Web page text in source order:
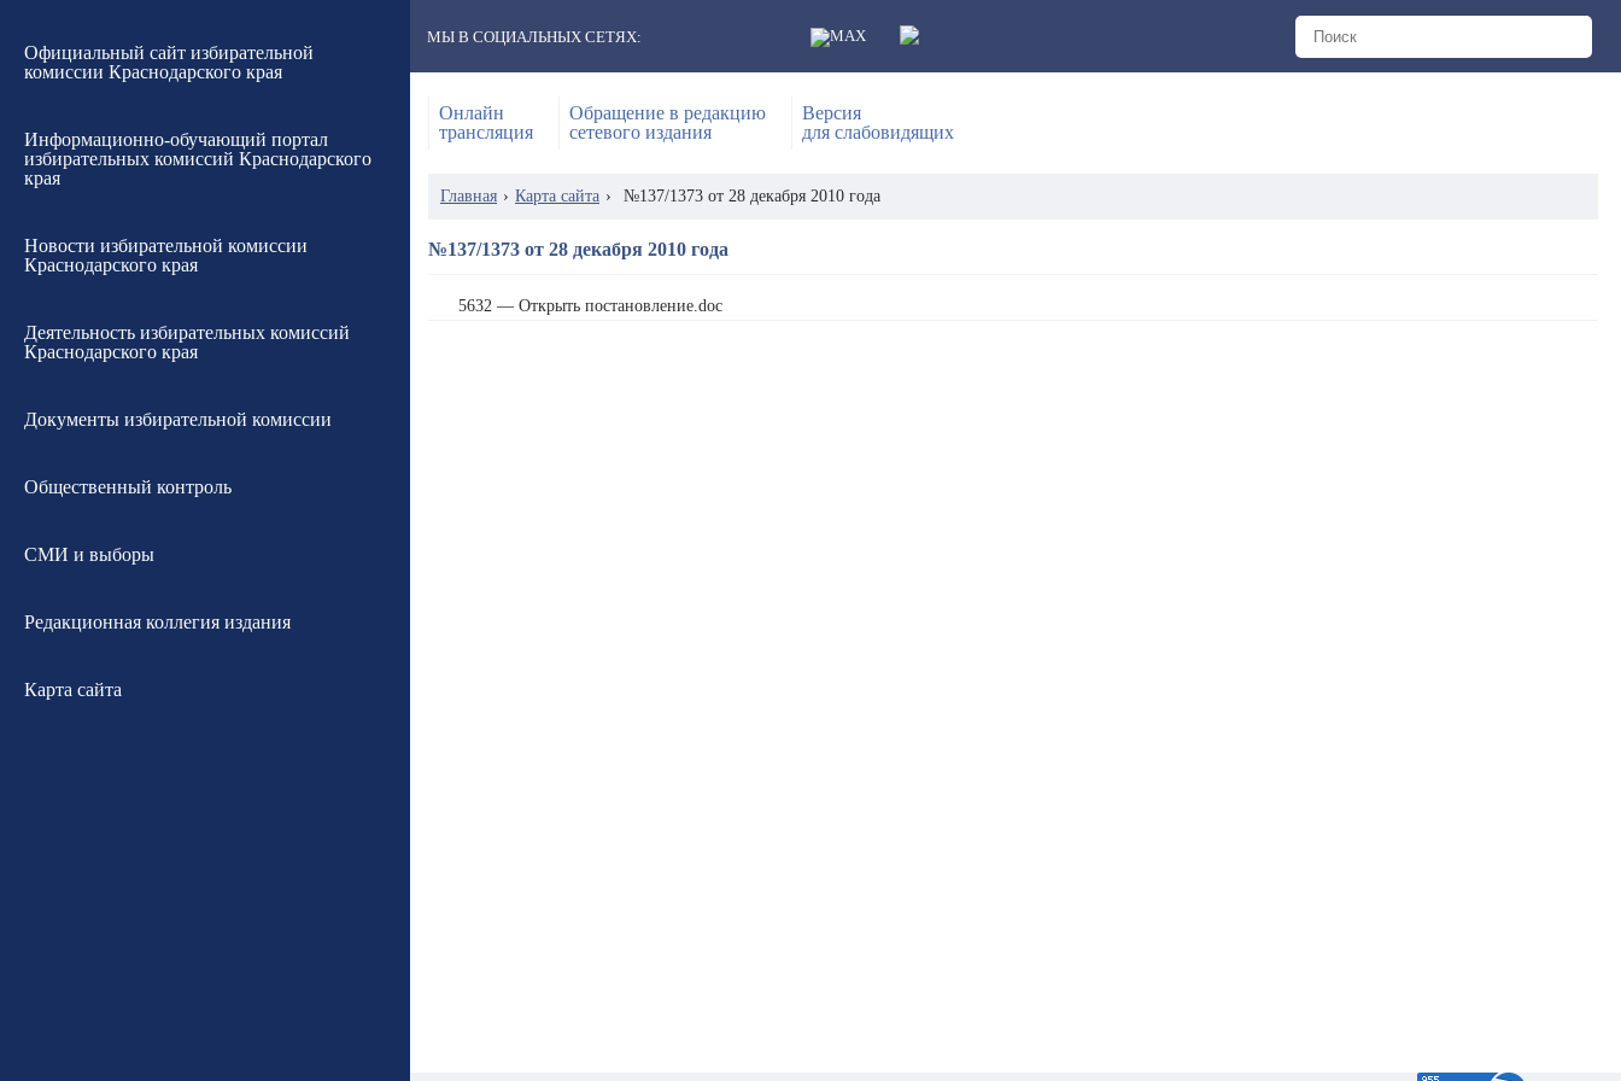
Официальный сайт избирательной
комиссии Краснодарского края
Информационно-обучающий портал
избирательных комиссий Краснодарского
края
Новости избирательной комиссии
Краснодарского края
Деятельность избирательных комиссий
Краснодарского края
Документы избирательной комиссии
Общественный контроль
СМИ и выборы
Редакционная коллегия издания
Карта сайта
МЫ В СОЦИАЛЬНЫХ СЕТЯХ:
Онлайн
трансляция
Обращение в редакцию
сетевого издания
Версия
для слабовидящих
Главная › Карта сайта › №137/1373 от 28 декабря 2010 года
№137/1373 от 28 декабря 2010 года
5632 — Открыть постановление.doc